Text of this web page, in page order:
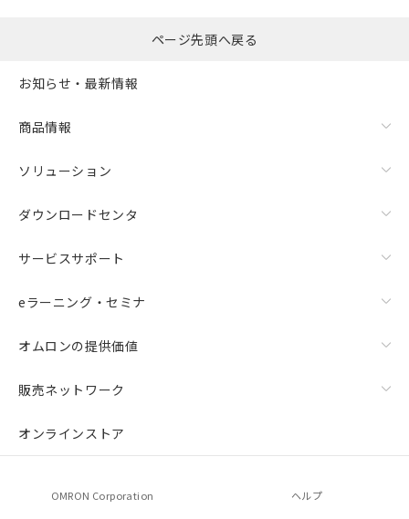
ページ先頭へ戻る
お知らせ・最新情報
商品情報
ソリューション
ダウンロードセンタ
サービスサポート
eラーニング・セミナ
オムロンの提供価値
販売ネットワーク
オンラインストア
OMRON Corporation ヘルプ